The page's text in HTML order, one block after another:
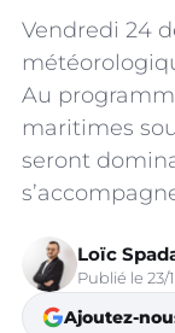
Vendredi 24
Au
maritimes
seront
Loïc
Publié le 23/
Ajoutez-